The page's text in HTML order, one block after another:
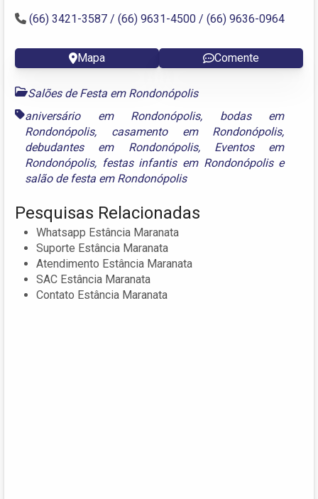
(66) 3421-3587 / (66) 9631-4500 / (66) 9636-0964
Mapa Comente
Salões de Festa em Rondonópolis
aniversário em Rondonópolis, bodas em
Rondonópolis, casamento em Rondonópolis,
debudantes em Rondonópolis, Eventos em
Rondonópolis, festas infantis em Rondonópolise
salão de festa em Rondonópolis
Pesquisas Relacionadas
Whatsapp Estância Maranata
Suporte Estância Maranata
Atendimento Estância Maranata
SAC Estância Maranata
Contato Estância Maranata